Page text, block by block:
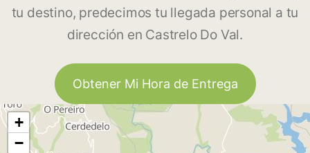
tu destino, predecimos tu llegada personal a tu
dirección en Castrelo Do Val.
Obtener Mi Hora de Entrega
+
−